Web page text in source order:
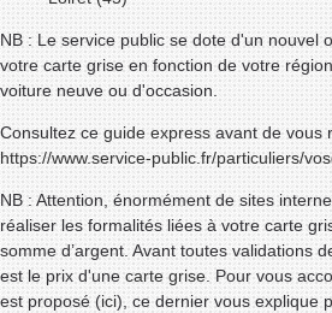
NB : Le service public se dote d'un nouvel
votre carte grise en fonction de votre
voiture neuve ou d'occasion.
Consultez ce guide express avant de vous
https://www.service-public.fr/particuliers/
NB : Attention, énormément de sites
réaliser les formalités liées à votre carte
somme d’argent. Avant toutes validations
est le prix d'une carte grise . Pour vous
est proposé (ici), ce dernier vous explique